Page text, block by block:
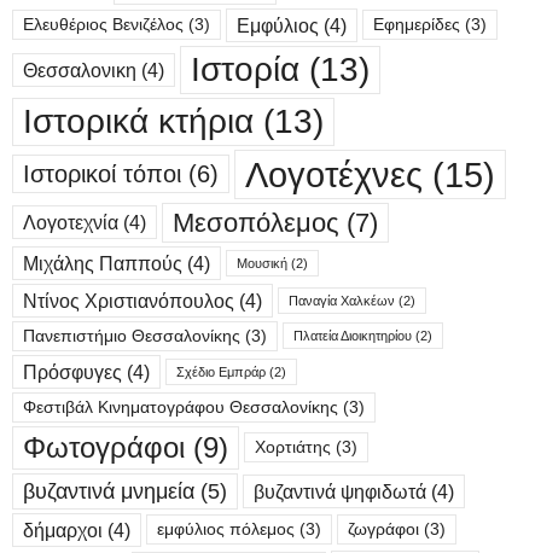
Ελευθέριος Βενιζέλος (3) Εμφύλιος (4) Εφημερίδες (3)
Θεσσαλονικη (4) Ιστορία (13)
Ιστορικά κτήρια (13)
Ιστορικοί τόποι (6) Λογοτέχνες (15)
Λογοτεχνία (4) Μεσοπόλεμος (7)
Μιχάλης Παππούς (4) Μουσική (2)
Ντίνος Χριστιανόπουλος (4) Παναγία Χαλκέων (2)
Πανεπιστήμιο Θεσσαλονίκης (3) Πλατεία Διοικητηρίου (2)
Πρόσφυγες (4) Σχέδιο Εμπράρ (2)
Φεστιβάλ Κινηματογράφου Θεσσαλονίκης (3)
Φωτογράφοι (9) Χορτιάτης (3)
βυζαντινά μνημεία (5) βυζαντινά ψηφιδωτά (4)
δήμαρχοι (4) εμφύλιος πόλεμος (3) ζωγράφοι (3)